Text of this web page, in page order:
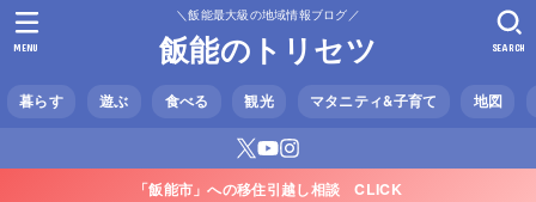
＼飯能最大級の地域情報ブログ／
飯能のトリセツ
暮らす 遊ぶ 食べる 観光 マタニティ&子育て 地図
SEARCH
MENU
「飯能市」への移住引越し相談 CLICK